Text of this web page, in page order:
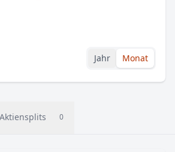
Jahr Monat
Aktiensplits 0